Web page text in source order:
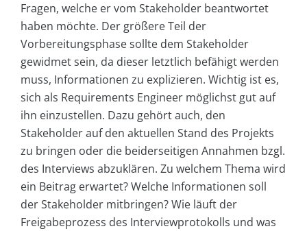
Fragen, welche er vom Stakeholder beantwortet
haben möchte. Der größere Teil der
Vorbereitungsphase sollte dem Stakeholder
gewidmet sein, da dieser letztlich befähigt werden
muss, Informationen zu explizieren. Wichtig ist es,
sich als Requirements Engineer möglichst gut auf
ihn einzustellen. Dazu gehört auch, den
Stakeholder auf den aktuellen Stand des Projekts
zu bringen oder die beiderseitigen Annahmen bzgl.
des Interviews abzuklären. Zu welchem Thema wird
ein Beitrag erwartet? Welche Informationen soll
der Stakeholder mitbringen? Wie läuft der
Freigabeprozess des Interviewprotokolls und was